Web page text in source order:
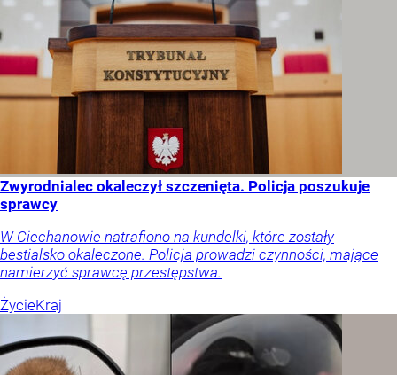
Zwyrodnialec okaleczył szczenięta. Policja poszukuje
sprawcy
W Ciechanowie natrafiono na kundelki, które zostały
bestialsko okaleczone. Policja prowadzi czynności, mające
namierzyć sprawcę przestępstwa.
ŻycieKraj